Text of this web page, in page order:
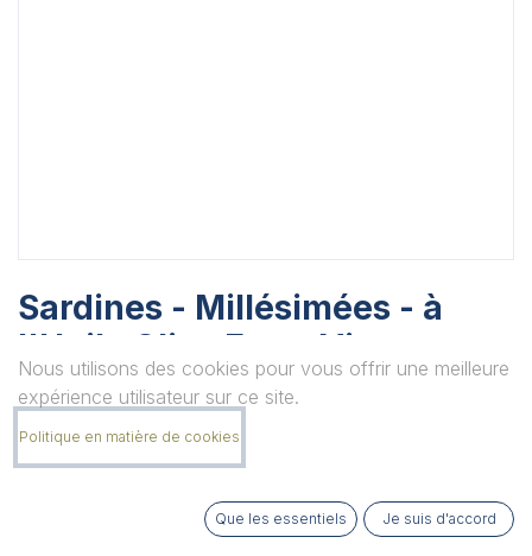
Sardines - Millésimées - à
l'Huile Olive Extra Vierge -
2018
Boite de 115grs
Nous utilisons des cookies pour vous offrir une meilleure
expérience utilisateur sur ce site.
Politique en matière de cookies
Que les essentiels Je suis d'accord